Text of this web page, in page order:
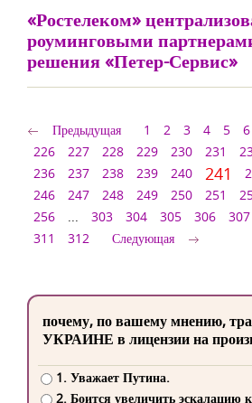
«Ростелеком»
роуминговыми
решения «Петер-Сервис»
Предыдущая 1 2 3 4 5 6
226
227 228 229 230 231
236
237 238 239 240 241
246
247 248 249 250 251
256
... 303 304 305 306 307
311
312 Следующая
почему, по вашему мнению,
УКРАИНЕ в лицензии на
1. Уважает Путина.
2. Боится увеличить эскалацию